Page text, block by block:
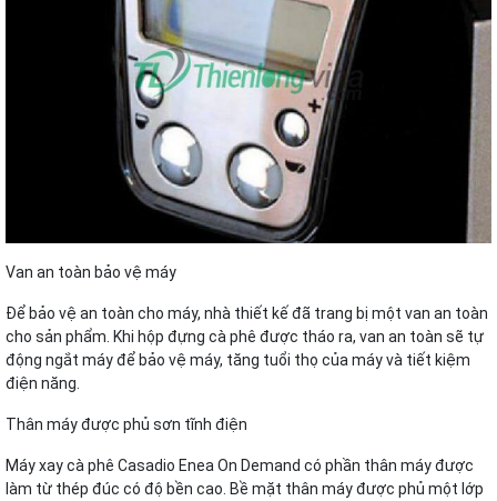
Van an toàn bảo vệ máy
Để bảo vệ an toàn cho máy, nhà thiết kế đã trang bị một van an toàn
cho sản phẩm. Khi hộp đựng cà phê được tháo ra, van an toàn sẽ tự
động ngắt máy để bảo vệ máy, tăng tuổi thọ của máy và tiết kiệm
điện năng.
Thân máy được phủ sơn tĩnh điện
Máy xay cà phê Casadio Enea On Demand có phần thân máy được
làm từ thép đúc có độ bền cao. Bề mặt thân máy được phủ một lớp